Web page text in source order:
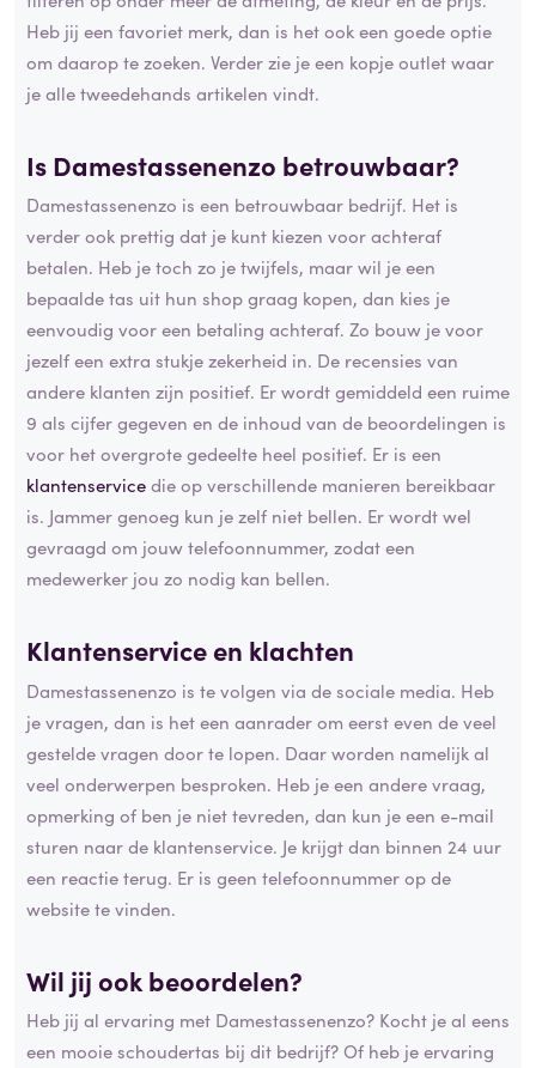
Heb jij een favoriet merk, dan is het ook een goede optie
om daarop te zoeken. Verder zie je een kopje outlet waar
je alle tweedehands artikelen vindt.
Is Damestassenenzo betrouwbaar?
Damestassenenzo is een betrouwbaar bedrijf. Het is
verder ook prettig dat je kunt kiezen voor achteraf
betalen. Heb je toch zo je twijfels, maar wil je een
bepaalde tas uit hun shop graag kopen, dan kies je
eenvoudig voor een betaling achteraf. Zo bouw je voor
jezelf een extra stukje zekerheid in. De recensies van
andere klanten zijn positief. Er wordt gemiddeld een ruime
9 als cijfer gegeven en de inhoud van de beoordelingen is
voor het overgrote gedeelte heel positief. Er is een
klantenservicedie op verschillende manieren bereikbaar
is. Jammer genoeg kun je zelf niet bellen. Er wordt wel
gevraagd om jouw telefoonnummer, zodat een
medewerker jou zo nodig kan bellen.
Klantenservice en klachten
Damestassenenzo is te volgen via de sociale media. Heb
je vragen, dan is het een aanrader om eerst even de veel
gestelde vragen door te lopen. Daar worden namelijk al
veel onderwerpen besproken. Heb je een andere vraag,
opmerking of ben je niet tevreden, dan kun je een e-mail
sturen naar de klantenservice. Je krijgt dan binnen 24 uur
een reactie terug. Er is geen telefoonnummer op de
website te vinden.
Wil jij ook beoordelen?
Heb jij al ervaring met Damestassenenzo? Kocht je al eens
een mooie schoudertas bij dit bedrijf? Of heb je ervaring